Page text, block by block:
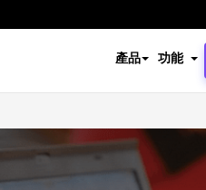
產品 功能